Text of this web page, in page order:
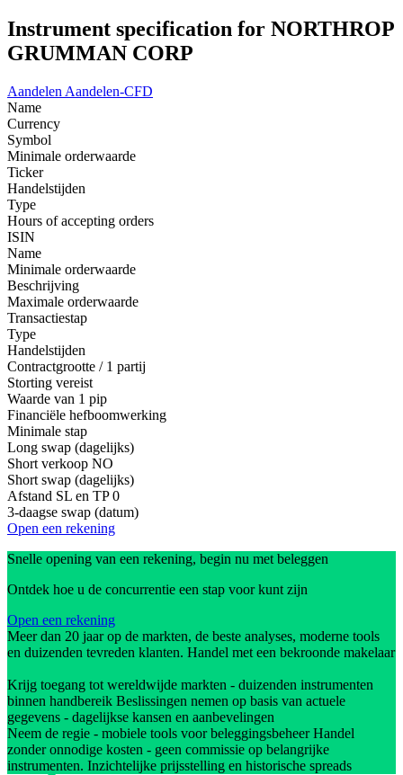
Instrument specification for NORTHROP
GRUMMAN CORP
Aandelen Aandelen-CFD
Name
Currency
Symbol
Minimale orderwaarde
Ticker
Handelstijden
Type
Hours of accepting orders
ISIN
Name
Minimale orderwaarde
Beschrijving
Maximale orderwaarde
Transactiestap
Type
Handelstijden
Contractgrootte / 1 partij
Storting vereist
Waarde van 1 pip
Financiële hefboomwerking
Minimale stap
Long swap (dagelijks)
Short verkoop NO
Short swap (dagelijks)
Afstand SL en TP 0
3-daagse swap (datum)
Open een rekening
Snelle opening van een rekening, begin nu met beleggen
Ontdek hoe u de concurrentie een stap voor kunt zijn
Open een rekening
Meer dan 20 jaar op de markten, de beste analyses, moderne tools
en duizenden tevreden klanten. Handel met een bekroonde makelaar
Krijg toegang tot wereldwijde markten - duizenden instrumenten
binnen handbereik Beslissingen nemen op basis van actuele
gegevens - dagelijkse kansen en aanbevelingen
Neem de regie - mobiele tools voor beleggingsbeheer Handel
zonder onnodige kosten - geen commissie op belangrijke
instrumenten. Inzichtelijke prijsstelling en historische spreads